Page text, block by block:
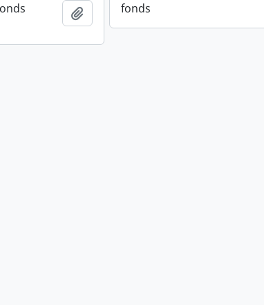
Ajouter au presse-papier
fonds